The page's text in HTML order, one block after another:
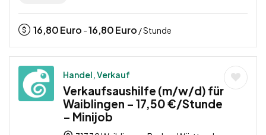
16,80Euro -16,80Euro / Stunde
Handel, Verkauf
Verkaufsaushilfe (m/w/d) für
Waiblingen – 17,50 €/Stunde
– Minijob